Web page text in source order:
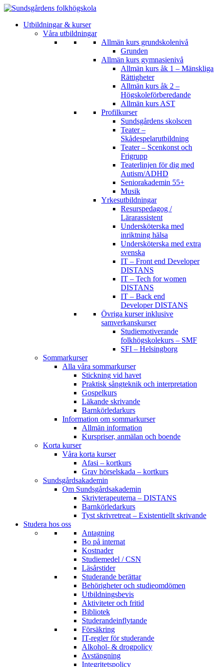
Utbildningar & kurser
Våra utbildningar
Allmän kurs grundskolenivå
Grunden
Allmän kurs gymnasienivå
Allmän kurs åk 1 – Mänskliga
Rättigheter
Allmän kurs åk 2 –
Högskoleförberedande
Allmän kurs AST
Profilkurser
Sundsgårdens skolscen
Teater –
Skådespelarutbildning
Teater – Scenkonst och
Frigrupp
Teaterlinjen för dig med
Autism/ADHD
Seniorakademin 55+
Musik
Yrkesutbildningar
Resurspedagog /
Lärarassistent
Undersköterska med
inriktning hälsa
Undersköterska med extra
svenska
IT – Front end Developer
DISTANS
IT – Tech for women
DISTANS
IT – Back end
Developer DISTANS
Övriga kurser inklusive
samverkanskurser
Studiemotiverande
folkhögskolekurs – SMF
SFI – Helsingborg
Sommarkurser
Alla våra sommarkurser
Stickning vid havet
Praktisk sångteknik och interpretation
Gospelkurs
Läkande skrivande
Barnkörledarkurs
Information om sommarkurser
Allmän information
Kurspriser, anmälan och boende
Korta kurser
Våra korta kurser
Afasi – kortkurs
Grav hörselskada – kortkurs
Sundsgårdsakademin
Om Sundsgårdsakademin
Skrivterapeuterna – DISTANS
Barnkörledarkurs
Tyst skrivretreat – Existentiellt skrivande
Studera hos oss
Antagning
Bo på internat
Kostnader
Studiemedel / CSN
Läsårstider
Studerande berättar
Behörigheter och studieomdömen
Utbildningsbevis
Aktiviteter och fritid
Bibliotek
Studerandeinflytande
Försäkring
IT-regler för studerande
Alkohol- & drogpolicy
Avstängning
Integritetspolicy